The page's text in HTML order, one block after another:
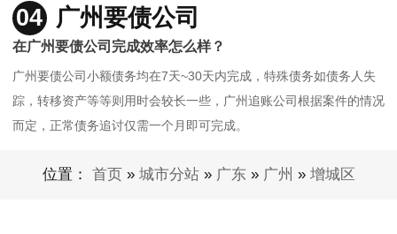
04 广州要债公司
在广州要债公司完成效率怎么样？
广州要债公司小额债务均在7天~30天内完成，特殊债务如债务人失
踪，转移资产等等则用时会较长一些，广州追账公司根据案件的情况
而定，正常债务追讨仅需一个月即可完成。
位置： 首页 » 城市分站» 广东» 广州 » 增城区